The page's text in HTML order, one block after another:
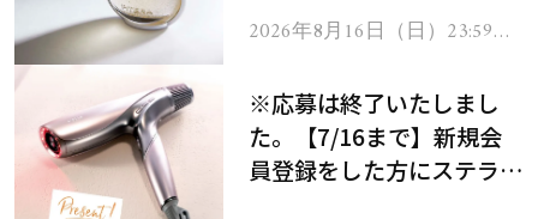
2026年8月16日（日）23:59ま
※応募は終了いたしまし
た。【7/16まで】新規会
員登録をした方にステラボ